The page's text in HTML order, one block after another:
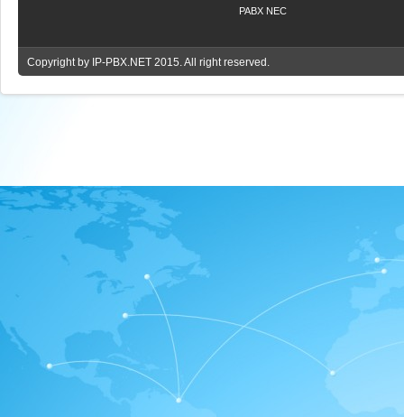
PABX NEC
Copyright by IP-PBX.NET 2015. All right reserved.